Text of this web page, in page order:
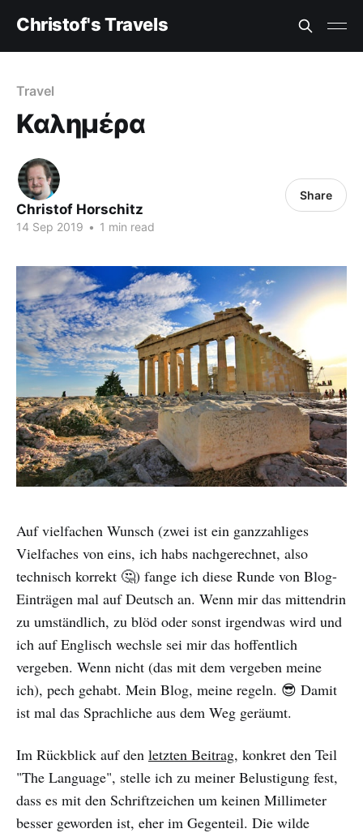
Christof's Travels
Travel
Καλημέρα
Christof Horschitz
14 Sep 2019 • 1 min read
Share
Auf vielfachen Wunsch (zwei ist ein ganzzahliges
Vielfaches von eins, ich habs nachgerechnet, also
technisch korrekt 🤔) fange ich diese Runde von Blog-
Einträgen mal auf Deutsch an. Wenn mir das mittendrin
zu umständlich, zu blöd oder sonst irgendwas wird und
ich auf Englisch wechsle sei mir das hoffentlich
vergeben. Wenn nicht (das mit dem vergeben meine
ich), pech gehabt. Mein Blog, meine regeln. 😎 Damit
ist mal das Sprachliche aus dem Weg geräumt.
Im Rückblick auf den letzten Beitrag, konkret den Teil
"The Language", stelle ich zu meiner Belustigung fest,
dass es mit den Schriftzeichen um keinen Millimeter
besser geworden ist, eher im Gegenteil. Die wilde